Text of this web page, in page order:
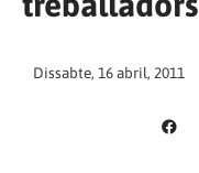
Dissabte, 16 abril, 2011